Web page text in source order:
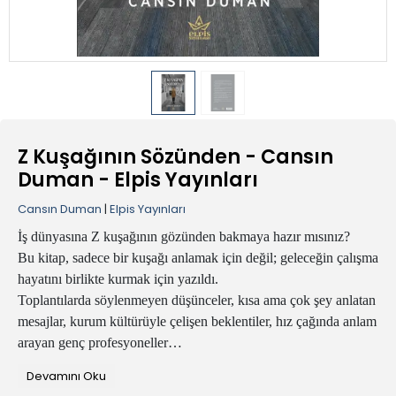
Z Kuşağının Sözünden - Cansın
Duman - Elpis Yayınları
Cansın Duman | Elpis Yayınları
İş dünyasına Z kuşağının gözünden bakmaya hazır mısınız?
Bu kitap, sadece bir kuşağı anlamak için değil; geleceğin çalışma
hayatını birlikte kurmak için yazıldı.
Toplantılarda söylenmeyen düşünceler, kısa ama çok şey anlatan
mesajlar, kurum kültürüyle çelişen beklentiler, hız çağında anlam
arayan genç profesyoneller…
Her bölümde Z kuşağının iç sesine tanık olacak, bilimsel
Devamını Oku